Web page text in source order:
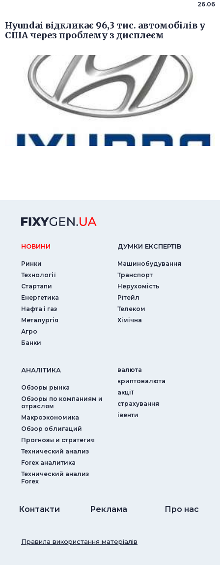
26.06
Hyundai відкликає 96,3 тис. автомобілів у
США через проблему з дисплеєм
НОВИНИ
Ринки
Технології
Стартапи
Енергетика
Нафта і газ
Металургія
Агро
Банки
ДУМКИ ЕКСПЕРТIВ
Машинобудування
Транспорт
Нерухомість
Рітейл
Телеком
Хімічна
АНАЛIТИКА
Обзоры рынка
Обзоры по компаниям и
отраслям
Макроэкономика
Обзор облигаций
Прогнозы и стратегия
Технический анализ
Forex аналитика
Технический анализ
Forex
валюта
криптовалюта
акції
страхування
iвенти
Контакти Реклама Про нас
Правила використання матеріалів